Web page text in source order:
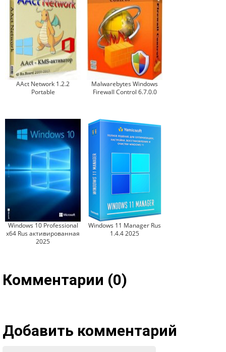
AAct Network 1.2.2
Portable
Malwarebytes Windows
Firewall Control 6.7.0.0
Windows 10 Professional
x64 Rus активированная
2025
Windows 11 Manager Rus
1.4.4 2025
Комментарии (0)
Добавить комментарий